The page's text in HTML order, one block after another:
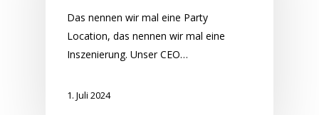
Das nennen wir mal eine Party
Location, das nennen wir mal eine
Inszenierung. Unser CEO…
1. Juli 2024